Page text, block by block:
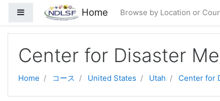
メインコンテンツへスキップする
サイドパネル Home Browse by Location or
Center for Disaster
Home コース United States Utah Center for